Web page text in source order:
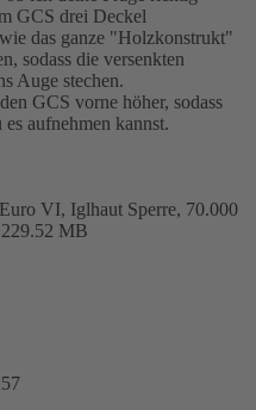
GCS drei Deckel
das ganze "Holzkonstrukt"
sodass die versenkten
Auge stechen.
GCS vorne höher, sodass
aufnehmen kannst.
VI, Iglhaut Sperre, 70.000
MB